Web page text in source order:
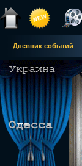
Дневник событий